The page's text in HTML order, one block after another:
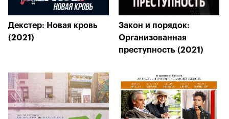
Декстер: Новая кровь
(2021)
Закон и порядок:
Организованная
преступность (2021)